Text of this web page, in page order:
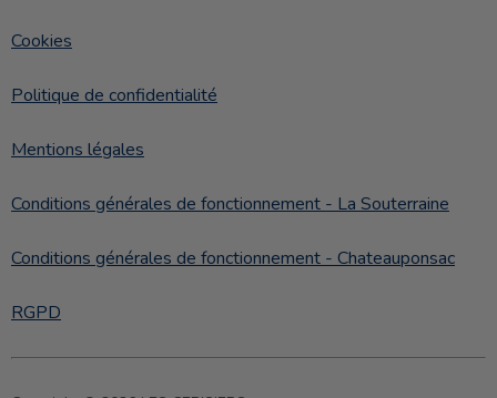
Cookies
Politique de confidentialité
Mentions légales
Conditions générales de fonctionnement - La Souterraine
Conditions générales de fonctionnement - Chateauponsac
RGPD